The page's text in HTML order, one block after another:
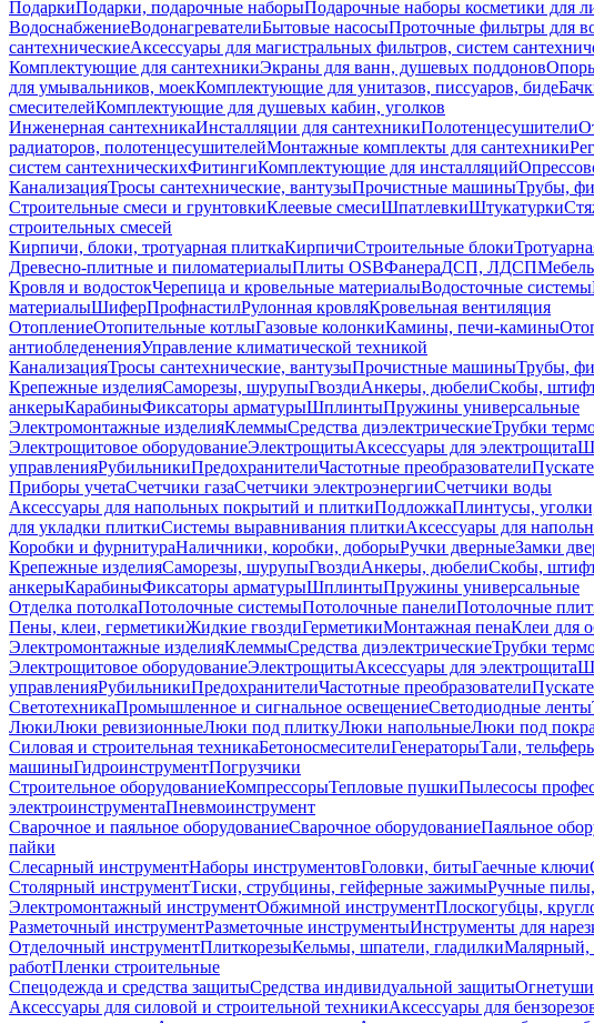
ПодаркиПодарки, подарочные наборыПодарочные наборы косметики для
ВодоснабжениеВодонагревателиБытовые насосыПроточные фильтры для
сантехническиеАксессуары для магистральных фильтров, систем
Комплектующие для сантехникиЭкраны для ванн, душевых поддонов
для умывальников, моекКомплектующие для унитазов, писсуаров, биде
смесителейКомплектующие для душевых кабин, уголков
Инженерная сантехникаИнсталляции для сантехникиПолотенцесушители
радиаторов, полотенцесушителейМонтажные комплекты для сантехники
систем сантехническихФитингиКомплектующие для инсталляций
КанализацияТросы сантехнические, вантузыПрочистные машиныТрубы,
Строительные смеси и грунтовкиКлеевые смесиШпатлевкиШтукатурки
строительных смесей
Кирпичи, блоки, тротуарная плиткаКирпичиСтроительные блоки
Древесно-плитные и пиломатериалыПлиты OSBФанераДСП, ЛДСП
Кровля и водостокЧерепица и кровельные материалыВодосточные системы
материалыШиферПрофнастилРулонная кровляКровельная вентиляция
ОтоплениеОтопительные котлыГазовые колонкиКамины, печи-камины
антиобледененияУправление климатической техникой
КанализацияТросы сантехнические, вантузыПрочистные машиныТрубы,
Крепежные изделияСаморезы, шурупыГвоздиАнкеры, дюбелиСкобы,
анкерыКарабиныФиксаторы арматурыШплинтыПружины универсальные
Электромонтажные изделияКлеммыСредства диэлектрическиеТрубки
Электрощитовое оборудованиеЭлектрощитыАксессуары для электрощита
управленияРубильникиПредохранителиЧастотные преобразователи
Приборы учетаСчетчики газаСчетчики электроэнергииСчетчики воды
Аксессуары для напольных покрытий и плиткиПодложкаПлинтусы,
для укладки плиткиСистемы выравнивания плиткиАксессуары для
Коробки и фурнитураНаличники, коробки, доборыРучки дверныеЗамки
Крепежные изделияСаморезы, шурупыГвоздиАнкеры, дюбелиСкобы,
анкерыКарабиныФиксаторы арматурыШплинтыПружины универсальные
Отделка потолкаПотолочные системыПотолочные панелиПотолочные
Пены, клеи, герметикиЖидкие гвоздиГерметикиМонтажная пенаКлеи для
Электромонтажные изделияКлеммыСредства диэлектрическиеТрубки
Электрощитовое оборудованиеЭлектрощитыАксессуары для электрощита
управленияРубильникиПредохранителиЧастотные преобразователи
СветотехникаПромышленное и сигнальное освещениеСветодиодные ленты
ЛюкиЛюки ревизионныеЛюки под плиткуЛюки напольныеЛюки под
Силовая и строительная техникаБетоносмесителиГенераторыТали,
машиныГидроинструментПогрузчики
Строительное оборудованиеКомпрессорыТепловые пушкиПылесосы
электроинструментаПневмоинструмент
Сварочное и паяльное оборудованиеСварочное оборудованиеПаяльное
пайки
Слесарный инструментНаборы инструментовГоловки, битыГаечные ключи
Столярный инструментТиски, струбцины, гейферные зажимыРучные
Электромонтажный инструментОбжимной инструментПлоскогубцы,
Разметочный инструментРазметочные инструментыИнструменты для
Отделочный инструментПлиткорезыКельмы, шпатели, гладилкиМалярный,
работПленки строительные
Спецодежда и средства защитыСредства индивидуальной защиты
Аксессуары для силовой и строительной техникиАксессуары для